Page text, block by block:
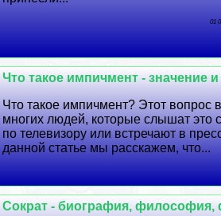
01
Что такое импичмент - значение
Что такое импичмент? Этот вопрос
многих людей, которые слышат это
по телевизору или встречают в
данной статье мы расскажем, что...
Сократ - биография, философия,